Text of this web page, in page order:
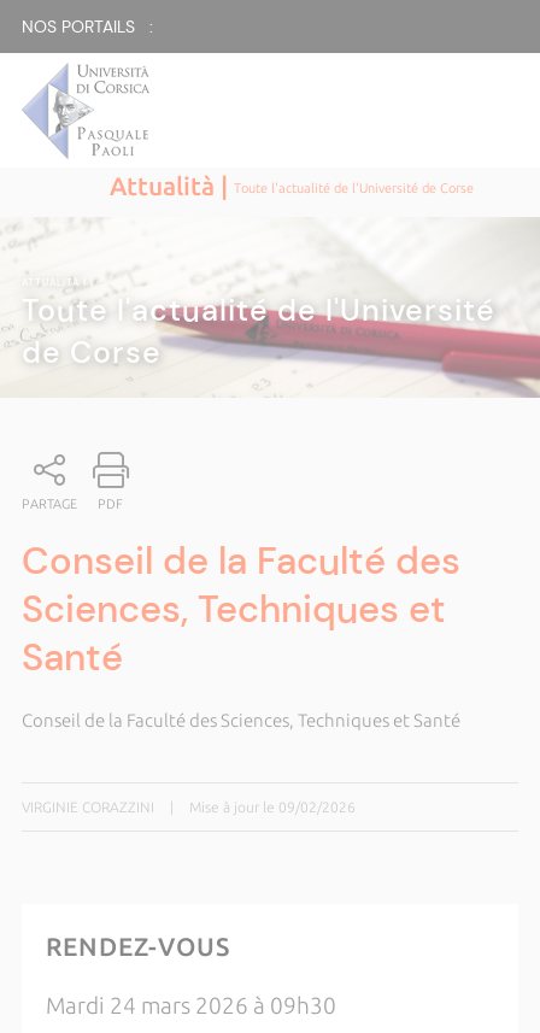
NOS PORTAILS :
Attualità |Toute l'actualité de l'Université de Corse
ATTUALITÀ|
Toute l'actualité de l'Université
de Corse
PARTAGE PDF
Conseil de la Faculté des
Sciences, Techniques et
Santé
Conseil de la Faculté des Sciences, Techniques et Santé
VIRGINIE CORAZZINI Mise à jour le 09/02/2026
RENDEZ-VOUS
Mardi 24 mars 2026 à 09h30